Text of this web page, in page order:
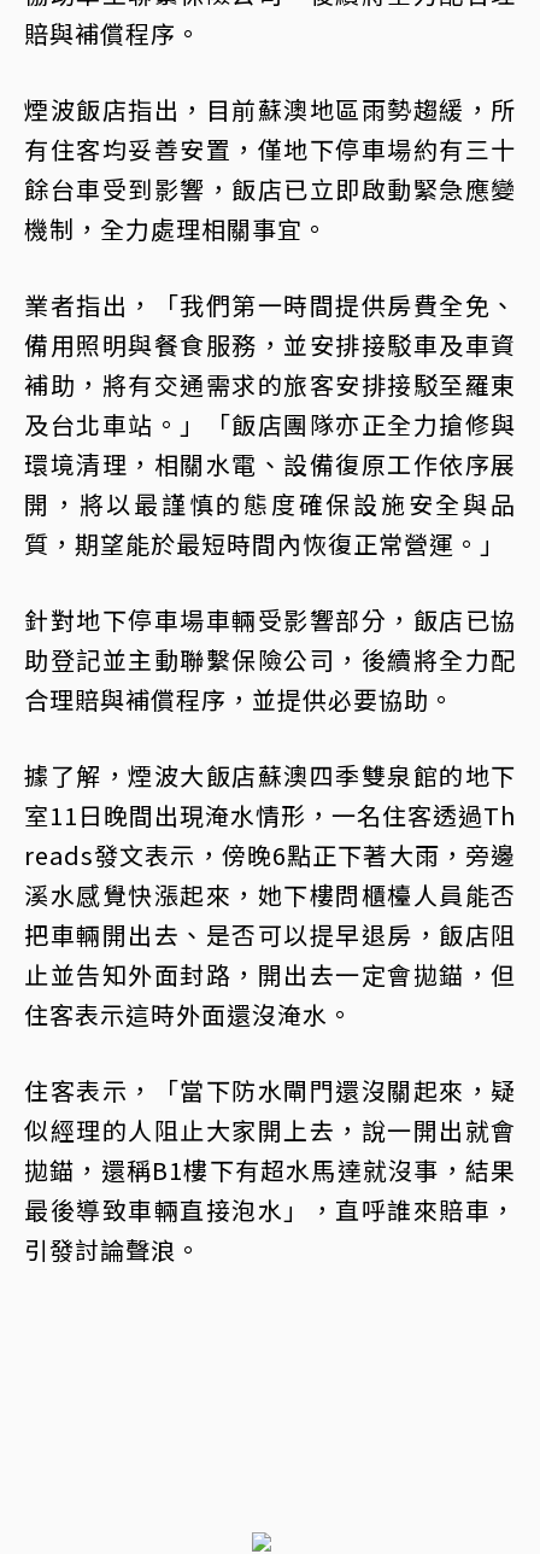
賠與補償程序。
煙波飯店指出，目前蘇澳地區雨勢趨緩，所
有住客均妥善安置，僅地下停車場約有三十
餘台車受到影響，飯店已立即啟動緊急應變
機制，全力處理相關事宜。
業者指出，「我們第一時間提供房費全免、
備用照明與餐食服務，並安排接駁車及車資
補助，將有交通需求的旅客安排接駁至羅東
及台北車站。」「飯店團隊亦正全力搶修與
環境清理，相關水電、設備復原工作依序展
開，將以最謹慎的態度確保設施安全與品
質，期望能於最短時間內恢復正常營運。」
針對地下停車場車輛受影響部分，飯店已協
助登記並主動聯繫保險公司，後續將全力配
合理賠與補償程序，並提供必要協助。
據了解，煙波大飯店蘇澳四季雙泉館的地下
室11日晚間出現淹水情形，一名住客透過Th
reads發文表示，傍晚6點正下著大雨，旁邊
溪水感覺快漲起來，她下樓問櫃檯人員能否
把車輛開出去、是否可以提早退房，飯店阻
止並告知外面封路，開出去一定會拋錨，但
住客表示這時外面還沒淹水。
住客表示，「當下防水閘門還沒關起來，疑
似經理的人阻止大家開上去，說一開出就會
拋錨，還稱B1樓下有超水馬達就沒事，結果
最後導致車輛直接泡水」，直呼誰來賠車，
引發討論聲浪。